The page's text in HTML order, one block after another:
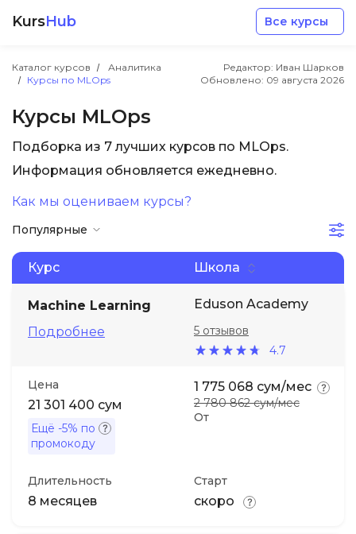
KursHub Все курсы
Каталог курсов
Аналитика
Курсы по MLOps
Редактор: Иван Шарков
Обновлено: 09 августа 2026
Курсы MLOps
Подборка из 7 лучших курсов по MLOps.
Информация обновляется ежедневно.
Как мы оцениваем курсы?
Популярные
Курс Школа
Machine Learning
Подробнее
Eduson Academy
4.7
5 отзывов
Цена
21 301 400 сум
Ещё -5% по
промокоду
От
1 775 068 сум/мес
2 780 862 сум/мес
Длительность
8 месяцев
Старт
скоро
Разработка
Дизайн
Аналитика
Иностранные языки
Soft Skills
ДПО